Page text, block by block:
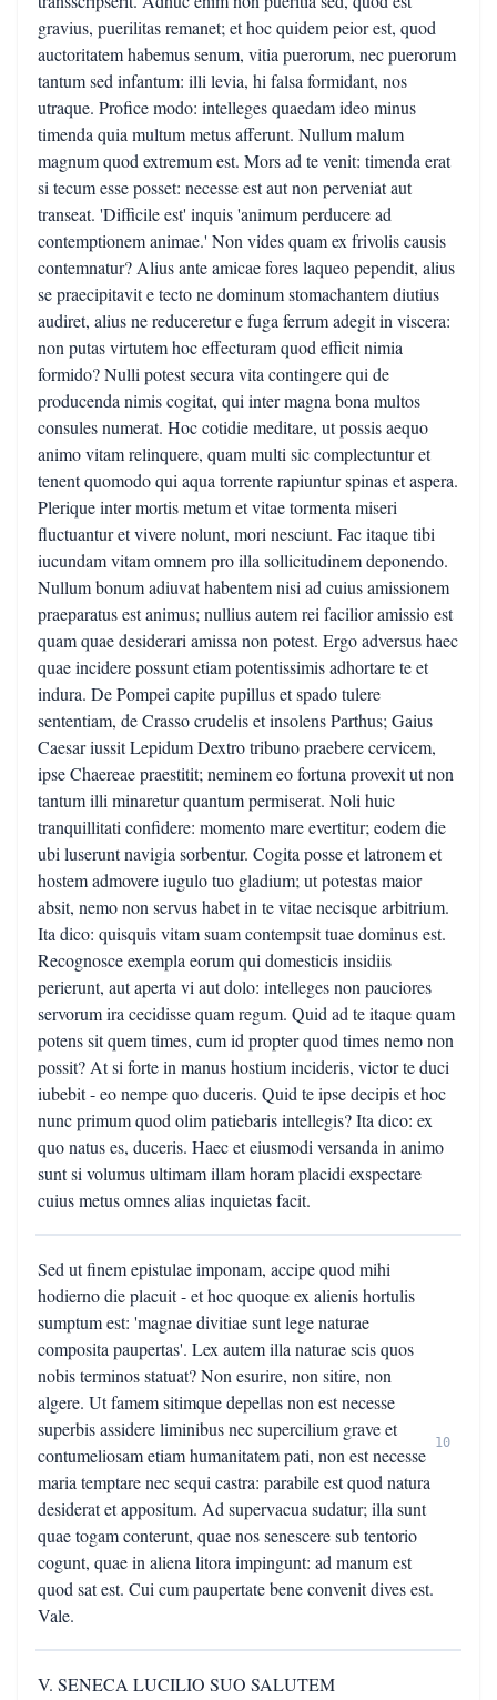
gravius, puerilitas remanet; et hoc quidem peior est, quod
auctoritatem habemus senum, vitia puerorum, nec puerorum
tantum sed infantum: illi levia, hi falsa formidant, nos
utraque. Profice modo: intelleges quaedam ideo minus
timenda quia multum metus afferunt. Nullum malum
magnum quod extremum est. Mors ad te venit: timenda erat
si tecum esse posset: necesse est aut non perveniat aut
transeat. 'Difficile est' inquis 'animum perducere ad
contemptionem animae.' Non vides quam ex frivolis causis
contemnatur? Alius ante amicae fores laqueo pependit, alius
se praecipitavit e tecto ne dominum stomachantem diutius
audiret, alius ne reduceretur e fuga ferrum adegit in viscera:
non putas virtutem hoc effecturam quod efficit nimia
formido? Nulli potest secura vita contingere qui de
producenda nimis cogitat, qui inter magna bona multos
consules numerat. Hoc cotidie meditare, ut possis aequo
animo vitam relinquere, quam multi sic complectuntur et
tenent quomodo qui aqua torrente rapiuntur spinas et aspera.
Plerique inter mortis metum et vitae tormenta miseri
fluctuantur et vivere nolunt, mori nesciunt. Fac itaque tibi
iucundam vitam omnem pro illa sollicitudinem deponendo.
Nullum bonum adiuvat habentem nisi ad cuius amissionem
praeparatus est animus; nullius autem rei facilior amissio est
quam quae desiderari amissa non potest. Ergo adversus haec
quae incidere possunt etiam potentissimis adhortare te et
indura. De Pompei capite pupillus et spado tulere
sententiam, de Crasso crudelis et insolens Parthus; Gaius
Caesar iussit Lepidum Dextro tribuno praebere cervicem,
ipse Chaereae praestitit; neminem eo fortuna provexit ut non
tantum illi minaretur quantum permiserat. Noli huic
tranquillitati confidere: momento mare evertitur; eodem die
ubi luserunt navigia sorbentur. Cogita posse et latronem et
hostem admovere iugulo tuo gladium; ut potestas maior
absit, nemo non servus habet in te vitae necisque arbitrium.
Ita dico: quisquis vitam suam contempsit tuae dominus est.
Recognosce exempla eorum qui domesticis insidiis
perierunt, aut aperta vi aut dolo: intelleges non pauciores
servorum ira cecidisse quam regum. Quid ad te itaque quam
potens sit quem times, cum id propter quod times nemo non
possit? At si forte in manus hostium incideris, victor te duci
iubebit - eo nempe quo duceris. Quid te ipse decipis et hoc
nunc primum quod olim patiebaris intellegis? Ita dico: ex
quo natus es, duceris. Haec et eiusmodi versanda in animo
sunt si volumus ultimam illam horam placidi exspectare
cuius metus omnes alias inquietas facit.
Sed ut finem epistulae imponam, accipe quod mihi
hodierno die placuit - et hoc quoque ex alienis hortulis
sumptum est: 'magnae divitiae sunt lege naturae
composita paupertas'. Lex autem illa naturae scis quos
nobis terminos statuat? Non esurire, non sitire, non
algere. Ut famem sitimque depellas non est necesse
superbis assidere liminibus nec supercilium grave et
contumeliosam etiam humanitatem pati, non est necesse
maria temptare nec sequi castra: parabile est quod natura
desiderat et appositum. Ad supervacua sudatur; illa sunt
quae togam conterunt, quae nos senescere sub tentorio
cogunt, quae in aliena litora impingunt: ad manum est
quod sat est. Cui cum paupertate bene convenit dives est.
Vale.
10
V. SENECA LUCILIO SUO SALUTEM